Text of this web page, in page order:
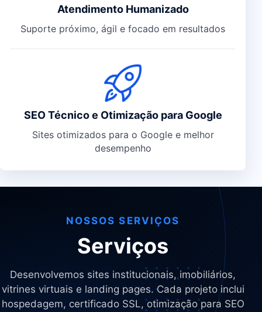
Atendimento Humanizado
Suporte próximo, ágil e focado em resultados
SEO Técnico e Otimização para Google
Sites otimizados para o Google e melhor
desempenho
NOSSOS SERVIÇOS
Serviços
Desenvolvemos sites institucionais, imobiliários,
vitrines virtuais e landing pages. Cada projeto inclui
hospedagem, certificado SSL, otimização para SEO